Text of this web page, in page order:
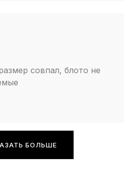
совпал, блото не
БОЛЬШЕ